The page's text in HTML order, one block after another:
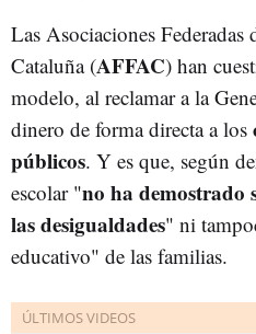
Las Asociaciones
Cataluña (AFFAC) han
modelo, al reclamar a la
dinero de forma directa a los
públicos. Y es que, según
escolar "no ha demostrado
las desigualdades" ni
educativo" de las familias.